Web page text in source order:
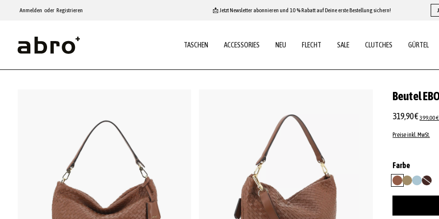
Hauptinhalt springen
Zur Hauptnavigation springen
Anmelden oder Registrieren 📩 Jetzt Newsletter abonnieren und 10 % Rabatt auf Deine erste Bestellung sichern!
TASCHEN ACCESSORIES NEU FLECHT SALE CLUTCHES GÜRTEL
Beutel
319,90 €399,00
Preise inkl. MwSt.
Farbe
caramel/cognac
mudsapphire
wood
(Diese